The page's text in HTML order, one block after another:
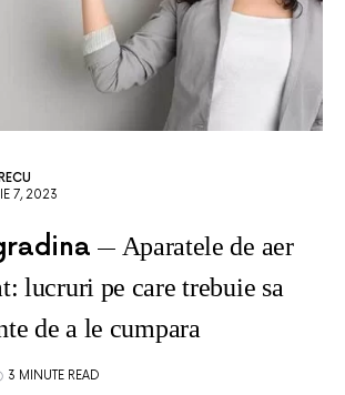
7, 2023
Aparatele de aer
lucruri pe care trebuie sa
de a le cumpara
3 MINUTE READ